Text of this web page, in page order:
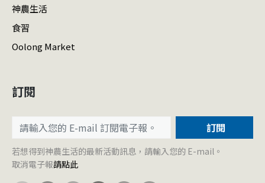
神農生活
食習
Oolong Market
訂閱
訂閱
若想得到神農生活的最新活動訊息，請輸入您的 E-mail。
取消電子報請點此